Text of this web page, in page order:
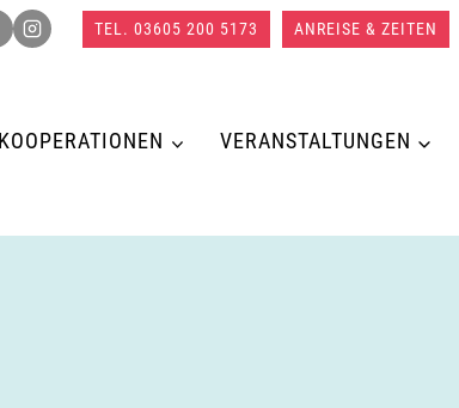
TEL. 03605 200 5173 ANREISE & ZEITEN
KOOPERATIONEN VERANSTALTUNGEN